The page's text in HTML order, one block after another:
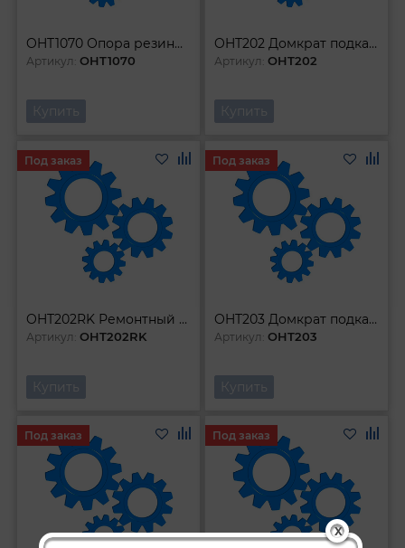
X
OHT1070 Опора резиновая для подкатных домкратов D-72 мм H-32 мм
Артикул:OHT1070
Купить
OHT202 Домкрат подкатной 2 т 135-330 мм
Артикул:OHT202
Купить
OHT202RK Ремонтный комплект для подкатного домкрата 2 т OHT202 OHT202С
Артикул:OHT202RK
Под заказ
Купить
OHT203 Домкрат подкатной 3 т с увеличенной высотой подъема 192-533 мм
Артикул:OHT203
Под заказ
Купить
Под заказ Под заказ